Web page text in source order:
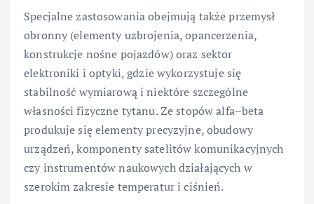
Specjalne zastosowania obejmują także przemysł
obronny (elementy uzbrojenia, opancerzenia,
konstrukcje nośne pojazdów) oraz sektor
elektroniki i optyki, gdzie wykorzystuje się
stabilność wymiarową i niektóre szczególne
własności fizyczne tytanu. Ze stopów alfa–beta
produkuje się elementy precyzyjne, obudowy
urządzeń, komponenty satelitów komunikacyjnych
czy instrumentów naukowych działających w
szerokim zakresie temperatur i ciśnień.